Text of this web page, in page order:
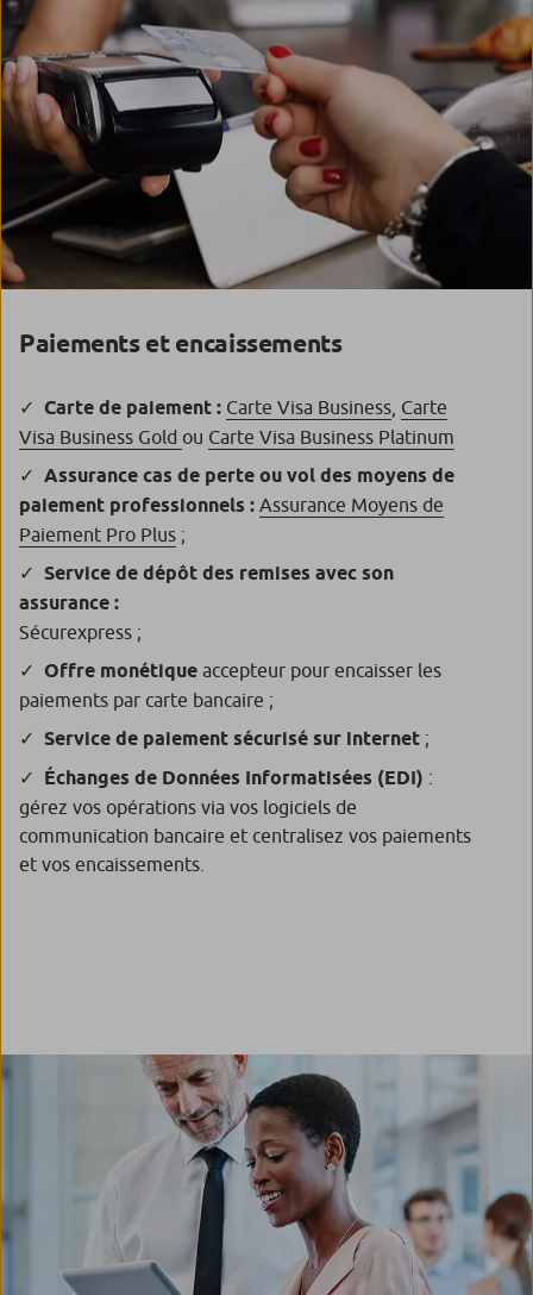
Paiements et encaissements
Carte de paiement : Carte Visa Business Carte
Visa Business Gold ou Carte Visa Business Platinum
Assurance cas de perte ou vol des moyens de
paiement professionnels : Assurance Moyens de
Paiement Pro Plus ;
Service de dépôt des remises avec son
assurance :
Sécurexpress ;
Offre monétique accepteur pour encaisser les
paiements par carte bancaire ;
Service de paiement sécurisé sur internet ;
Échanges de Données Informatisées (EDI) :
gérez vos opérations via vos logiciels de
communication bancaire et centralisez vos paiements
et vos encaissements.